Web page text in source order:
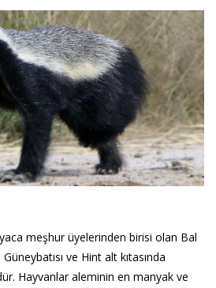
meşhur üyelerinden birisi olan Bal
ve Hint alt kıtasında
Hayvanlar aleminin en manyak ve